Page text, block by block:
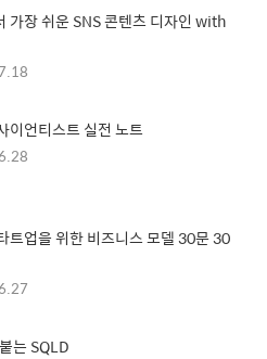
가장 쉬운 SNS 콘텐츠 디자인 with
이언티스트 실전 노트
트업을 위한 비즈니스 모델 30문 30
는 SQLD